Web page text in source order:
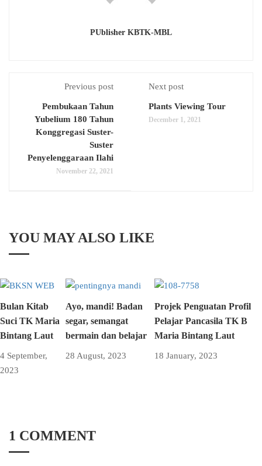
PUblisher KBTK-MBL
Previous post
Pembukaan Tahun
Yubelium 180 Tahun
Konggregasi Suster-
Suster
Penyelenggaraan Ilahi
November 22, 2021
Next post
Plants Viewing Tour
December 1, 2021
YOU MAY ALSO LIKE
Bulan Kitab
Suci TK Maria
Bintang Laut
4 September,
2023
Ayo, mandi! Badan
segar, semangat
bermain dan belajar
28 August, 2023
Projek Penguatan Profil
Pelajar Pancasila TK B
Maria Bintang Laut
18 January, 2023
1 COMMENT